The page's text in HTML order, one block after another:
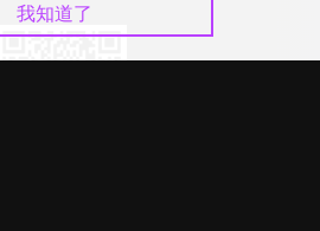
我知道了